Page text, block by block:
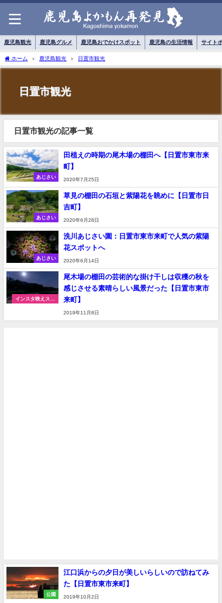
鹿児島観光 鹿児島グルメ 鹿児島おでかけスポット 鹿児島の生活情報 サイト
ホーム 鹿児島観光 日置市観光
日置市観光
日置市観光の記事一覧
あじさい
田植えの時期の尾木場の棚田へ【日置市東市来
町】
2020年7月25日
あじさい
草見の棚田の石垣と紫陽花を眺めに【日置市日
吉町】
2020年6月28日
あじさい
洗川あじさい園：日置市東市来町で人気の紫陽
花スポットへ
2020年6月14日
インスタ映えスポ
尾木場の棚田の芸術的な掛け干しは収穫の秋を
感じさせる素晴らしい風景だった【日置市東市
来町】
2019年11月8日
公園
江口浜からの夕日が美しいらしいので訪ねてみ
た【日置市東市来町】
2019年10月2日